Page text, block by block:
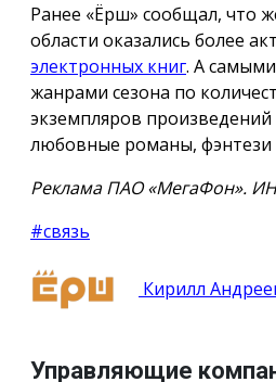
Ранее «Ёрш» сообщал, что
области оказались более
электронных книг. А
жанрами сезона по
экземпляров произведений
любовные романы, фэнтези
Реклама ПАО «МегаФон».
#связь
Кирилл
Управляющие